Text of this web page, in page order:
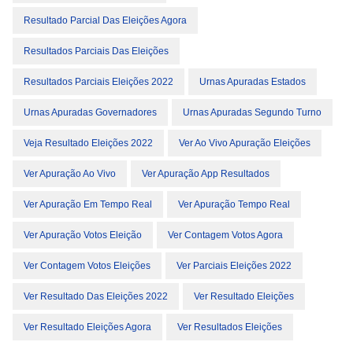
Resultado Parcial Das Eleições Agora
Resultados Parciais Das Eleições
Resultados Parciais Eleições 2022 Urnas Apuradas Estados
Urnas Apuradas Governadores Urnas Apuradas Segundo Turno
Veja Resultado Eleições 2022 Ver Ao Vivo Apuração Eleições
Ver Apuração Ao Vivo Ver Apuração App Resultados
Ver Apuração Em Tempo Real Ver Apuração Tempo Real
Ver Apuração Votos Eleição Ver Contagem Votos Agora
Ver Contagem Votos Eleições Ver Parciais Eleições 2022
Ver Resultado Das Eleições 2022 Ver Resultado Eleições
Ver Resultado Eleições Agora Ver Resultados Eleições